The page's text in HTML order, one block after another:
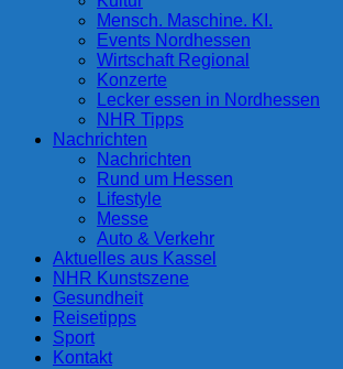
Mensch. Maschine. KI.
Events Nordhessen
Wirtschaft Regional
Konzerte
Lecker essen in Nordhessen
NHR Tipps
Nachrichten
Nachrichten
Rund um Hessen
Lifestyle
Messe
Auto & Verkehr
Aktuelles aus Kassel
NHR Kunstszene
Gesundheit
Reisetipps
Sport
Kontakt